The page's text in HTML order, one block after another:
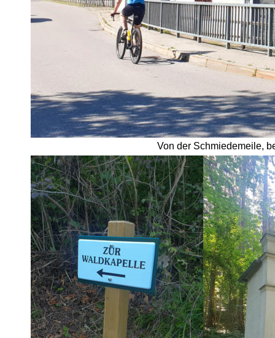
Von der Schmiedemeile,